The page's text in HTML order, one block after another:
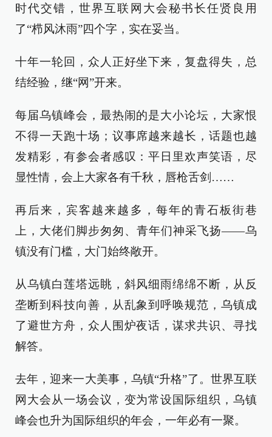
时代交错，世界互联网大会秘书长任贤良用
了“栉风沐雨”四个字，实在妥当。
十年一轮回，众人正好坐下来，复盘得失，总
结经验，继“网”开来。
每届乌镇峰会，最热闹的是大小论坛，大家恨
不得一天跑十场；议事席越来越长，话题也越
发精彩，有参会者感叹：平日里欢声笑语，尽
显性情，会上大家各有千秋，唇枪舌剑……
再后来，宾客越来越多，每年的青石板街巷
上，大佬们脚步匆匆、青年们神采飞扬——乌
镇没有门槛，大门始终敞开。
从乌镇白莲塔远眺，斜风细雨绵绵不断，从反
垄断到科技向善，从乱象到呼唤规范，乌镇成
了避世方舟，众人围炉夜话，谋求共识、寻找
解答。
去年，迎来一大美事，乌镇“升格”了。世界互联
网大会从一场会议，变为常设国际组织，乌镇
峰会也升为国际组织的年会，一年必有一聚。